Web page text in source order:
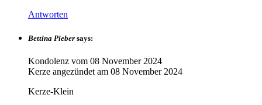
Antworten
Bettina Pieber says:
Kondolenz vom 08 November 2024
Kerze angezündet am 08 November 2024
Kerze-Klein